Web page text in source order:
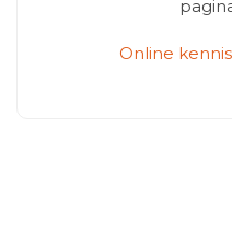
Online